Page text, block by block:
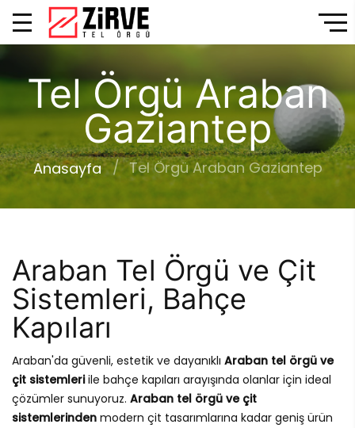
Tel Örgü Araban
Gaziantep
Anasayfa Tel Örgü Araban Gaziantep
Araban Tel Örgü ve Çit
Sistemleri, Bahçe
Kapıları
Araban'da güvenli, estetik ve dayanıklı Araban tel örgü ve
çit sistemleriile bahçe kapıları arayışında olanlar için ideal
çözümler sunuyoruz. Araban tel örgü ve çit
sistemlerinden modern çit tasarımlarına kadar geniş ürün